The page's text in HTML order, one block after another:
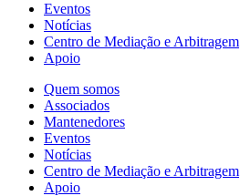
Eventos
Notícias
Centro de Mediação e Arbitragem
Apoio
Quem somos
Associados
Mantenedores
Eventos
Notícias
Centro de Mediação e Arbitragem
Apoio